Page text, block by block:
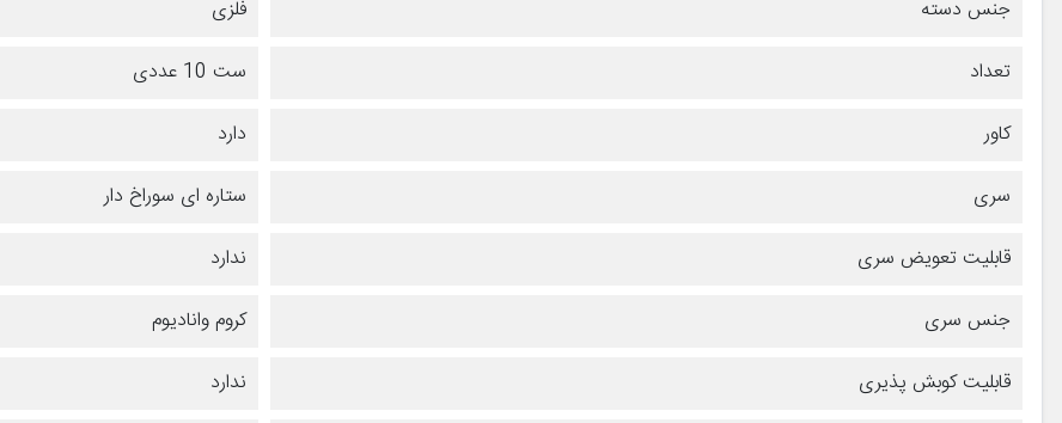
جنس دسته
فلزی
تعداد
ست 10 عددی
کاور
دارد
سری
ستاره ای سوراخ دار
قابلیت تعویض سری
ندارد
جنس سری
کروم وانادیوم
قابلیت کوبش پذیری
ندارد